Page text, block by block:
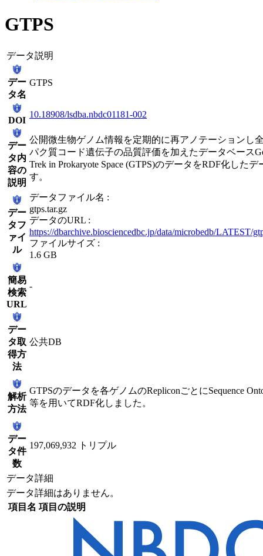
GTPS
データ説明
デー
タ名
GTPS
DOI
10.18908/lsdba.nbdc01181-002
デー
タ内
容の
説明
公開微生物ゲノム情報を定期的に再アノテーションし
パク質コード遺伝子の品質評価を加えたデータベース
Trek in Prokaryote Space (GTPS)のデータをRDF化したデ
す。
デー
タフ
ァイ
ル
データファイル名 :
gtps.tar.gz
データのURL :
https://dbarchive.biosciencedbc.jp/data/microbedb/LATEST/
ファイルサイズ :
1.6 GB
簡易
検索
URL
-
デー
タ取
得方
法
公共DB
解析
方法
GTPSのデータを各ゲノムのRepliconごとにSequence
等を用いてRDF化しました。
デー
タ件
数
197,069,932 トリプル
データ詳細
データ詳細はありません。
項目名 項目の説明